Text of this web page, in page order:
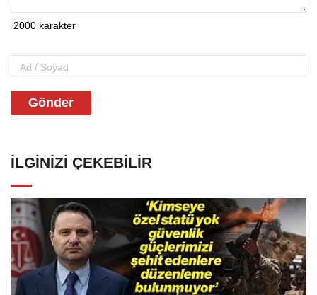
Gönder
İLGINIZI ÇEKEBILIR